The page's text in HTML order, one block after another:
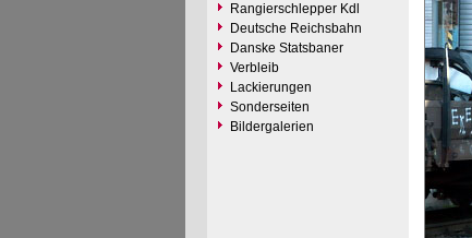
Rangierschlepper Kdl
Deutsche Reichsbahn
Danske Statsbaner
Verbleib
Lackierungen
Sonderseiten
Bildergalerien